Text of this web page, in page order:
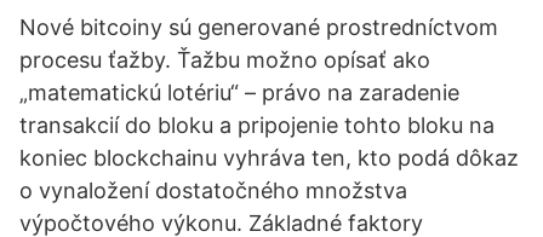
Nové bitcoiny sú generované prostredníctvom
procesu ťažby. Ťažbu možno opísať ako
„matematickú lotériu“ – právo na zaradenie
transakcií do bloku a pripojenie tohto bloku na
koniec blockchainu vyhráva ten, kto podá dôkaz
o vynaložení dostatočného množstva
výpočtového výkonu. Základné faktory